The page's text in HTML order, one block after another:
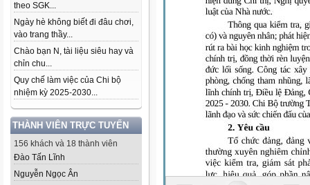
theo SGK...
Ngày hè không biết đi đâu chơi,
vào trang thầy...
Chào bạn N, tài liệu siêu hay và
chỉn chu...
Quy chế làm việc của Chi bộ
nhiệm kỳ 2025-2030...
THÀNH VIÊN TRỰC TUYẾN
156 khách và 18 thành viên
Đào Tấn Lĩnh
Nguyễn Ngọc Ân